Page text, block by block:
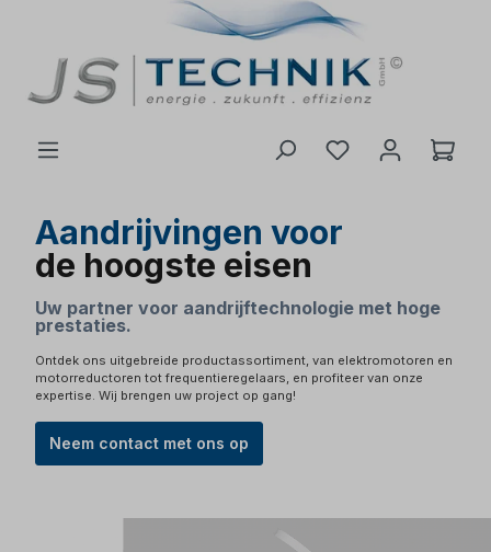
Aandrijvingen voor
de hoogste eisen
Uw partner voor aandrijftechnologie met hoge
prestaties.
Ontdek ons uitgebreide productassortiment, van elektromotoren en
motorreductoren tot frequentieregelaars, en profiteer van onze
expertise. Wij brengen uw project op gang!
Neem contact met ons op